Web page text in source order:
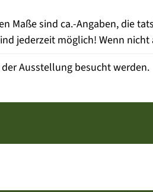
Maße sind ca.-Angaben, die
jederzeit möglich! Wenn
Ausstellung besucht werden.